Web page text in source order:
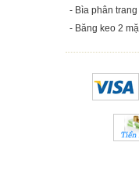
- Bìa phân trang
- Băng keo 2